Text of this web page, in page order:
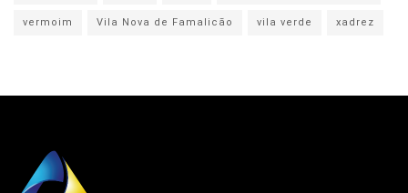
vermoim
Vila Nova de Famalicão vila verde xadrez